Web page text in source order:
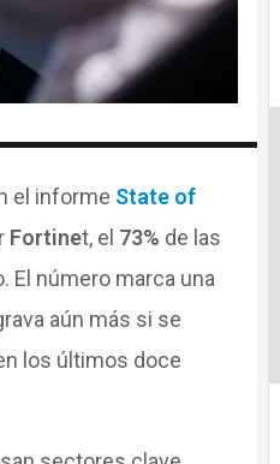
el informe State of
Fortinet, el 73% de las
El número marca una
aún más si se
los últimos doce